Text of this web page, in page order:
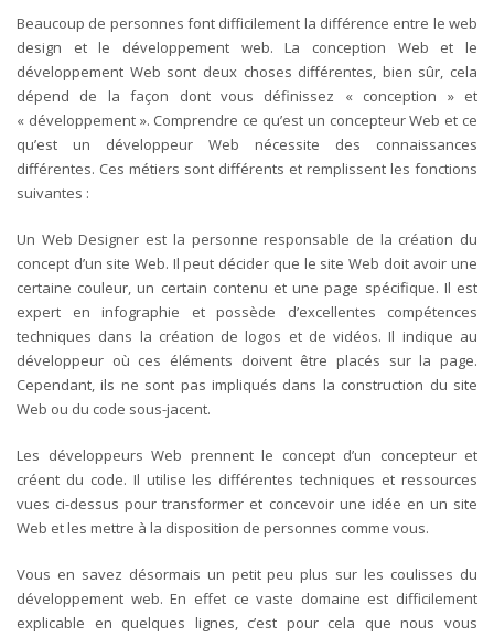
Beaucoup de personnes font difficilement la différence entre le web
design et le développement web. La conception Web et le
développement Web sont deux choses différentes, bien sûr, cela
dépend de la façon dont vous définissez « conception » et
« développement ». Comprendre ce qu’est un concepteur Web et ce
qu’est un développeur Web nécessite des connaissances
différentes. Ces métiers sont différents et remplissent les fonctions
suivantes :
Un Web Designer est la personne responsable de la création du
concept d’un site Web. Il peut décider que le site Web doit avoir une
certaine couleur, un certain contenu et une page spécifique. Il est
expert en infographie et possède d’excellentes compétences
techniques dans la création de logos et de vidéos. Il indique au
développeur où ces éléments doivent être placés sur la page.
Cependant, ils ne sont pas impliqués dans la construction du site
Web ou du code sous-jacent.
Les développeurs Web prennent le concept d’un concepteur et
créent du code. Il utilise les différentes techniques et ressources
vues ci-dessus pour transformer et concevoir une idée en un site
Web et les mettre à la disposition de personnes comme vous.
Vous en savez désormais un petit peu plus sur les coulisses du
développement web. En effet ce vaste domaine est difficilement
explicable en quelques lignes, c’est pour cela que nous vous